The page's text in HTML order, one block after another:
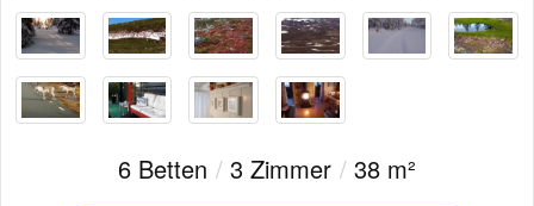
6 Betten /3 Zimmer /38 m²